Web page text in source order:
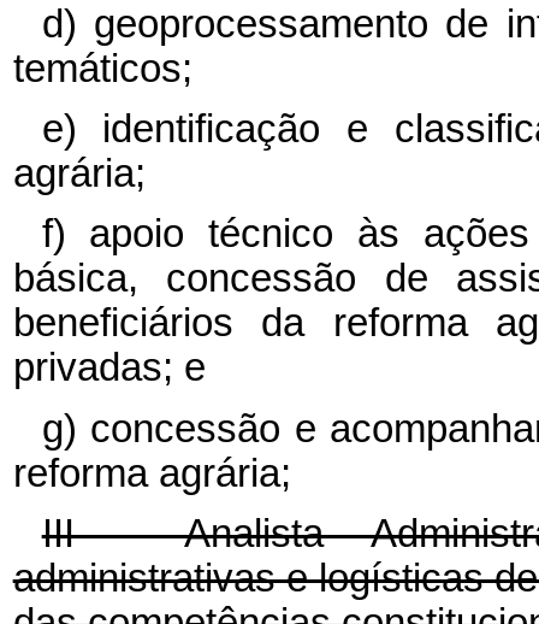
d) geoprocessamento de
temáticos;
e) identificação e
agrária;
f) apoio técnico às
básica, concessão de
beneficiários da reforma
privadas; e
g) concessão e
reforma agrária;
III - Analista
administrativas e logísticas